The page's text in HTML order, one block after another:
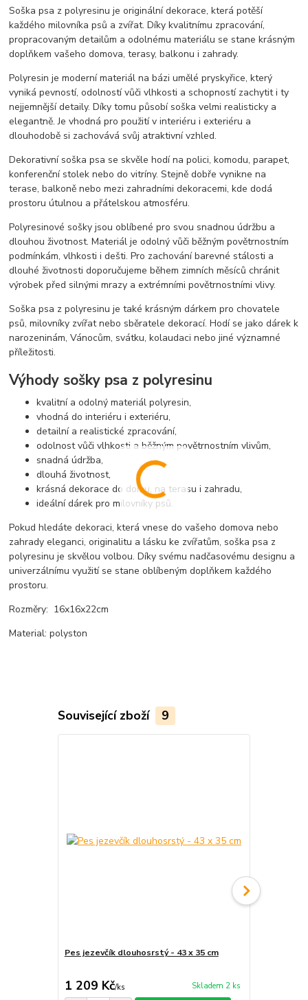
Soška psa z polyresinu je originální dekorace, která potěší
každého milovníka psů a zvířat. Díky kvalitnímu zpracování,
propracovaným detailům a odolnému materiálu se stane krásným
doplňkem vašeho domova, terasy, balkonu i zahrady.
Polyresin je moderní materiál na bázi umělé pryskyřice, který
vyniká pevností, odolností vůči vlhkosti a schopností zachytit i ty
nejjemnější detaily. Díky tomu působí soška velmi realisticky a
elegantně. Je vhodná pro použití v interiéru i exteriéru a
dlouhodobě si zachovává svůj atraktivní vzhled.
Dekorativní soška psa se skvěle hodí na polici, komodu, parapet,
konferenční stolek nebo do vitríny. Stejně dobře vynikne na
terase, balkoně nebo mezi zahradními dekoracemi, kde dodá
prostoru útulnou a přátelskou atmosféru.
Polyresinové sošky jsou oblíbené pro svou snadnou údržbu a
dlouhou životnost. Materiál je odolný vůči běžným povětrnostním
podmínkám, vlhkosti i dešti. Pro zachování barevné stálosti a
dlouhé životnosti doporučujeme během zimních měsíců chránit
výrobek před silnými mrazy a extrémními povětrnostními vlivy.
Soška psa z polyresinu je také krásným dárkem pro chovatele
psů, milovníky zvířat nebo sběratele dekorací. Hodí se jako dárek k
narozeninám, Vánocům, svátku, kolaudaci nebo jiné významné
příležitosti.
Výhody sošky psa z polyresinu
kvalitní a odolný materiál polyresin,
vhodná do interiéru i exteriéru,
detailní a realistické zpracování,
odolnost vůči vlhkosti a běžným povětrnostním vlivům,
snadná údržba,
dlouhá životnost,
krásná dekorace do domu, na terasu i zahradu,
ideální dárek pro milovníky psů.
Pokud hledáte dekoraci, která vnese do vašeho domova nebo
zahrady eleganci, originalitu a lásku ke zvířatům, soška psa z
polyresinu je skvělou volbou. Díky svému nadčasovému designu a
univerzálnímu využití se stane oblíbeným doplňkem každého
prostoru.
Rozměry: 16x16x22cm
Material: polyston
Související zboží 9
Pes jezevčík dlouhosrstý - 43 x 35 cm
1 209 Kč/ks Skladem 2 ks